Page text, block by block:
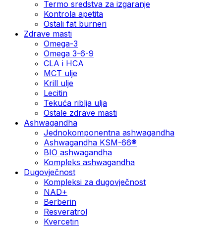
Termo sredstva za izgaranje
Kontrola apetita
Ostali fat burneri
Zdrave masti
Omega-3
Omega 3-6-9
CLA i HCA
MCT ulje
Krill ulje
Lecitin
Tekuća riblja ulja
Ostale zdrave masti
Ashwagandha
Jednokomponentna ashwagandha
Ashwagandha KSM-66®
BIO ashwagandha
Kompleks ashwagandha
Dugovječnost
Kompleksi za dugovječnost
NAD+
Berberin
Resveratrol
Kvercetin